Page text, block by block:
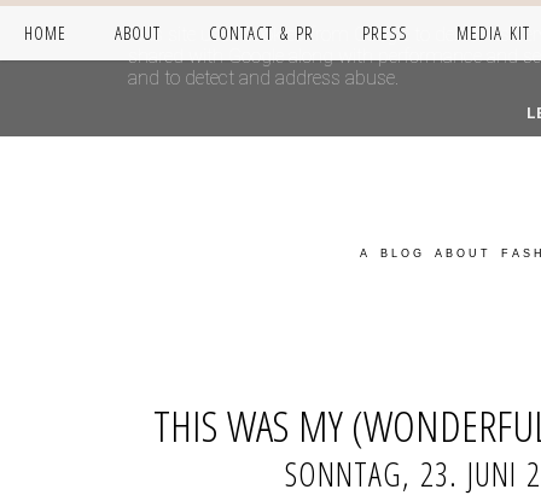
HOME ABOUT CONTACT & PR PRESS MEDIA KIT
A BLOG ABOUT
THIS WAS MY
SONNTAG, 23. JUNI
This site uses cookies from Google to deliver its
shared with Google along with performance and
and to detect and address abuse.